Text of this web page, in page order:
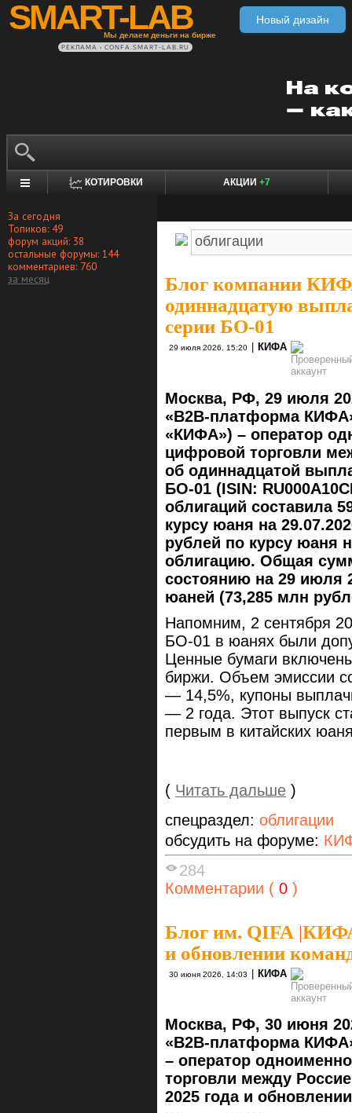
SMART-LAB
Мы делаем деньги на бирже
Новый дизайн
РЕКЛАМА • CONFA.SMART-LAB.RU
КОТИРОВКИ АКЦИИ +7
За сегодня
Топиков: 49
форум акций: 38
остальные форумы: 144
комментариев: 760
за месяц
Блог компании
одиннадцатую
серии БО-01
29 июля 2026, 15:20 КИФА
Москва, РФ, 29 июля
«B2B-платформа
«КИФА») – оператор
цифровой торговли
об одиннадцатой
БО-01 (ISIN:
облигаций составила
курсу юаня на
рублей по курсу юаня
облигацию. Общая
состоянию на 29 июля
юаней (73,285 млн
Напомним, 2 сентября
БО-01 в юанях были
Ценные бумаги
биржи. Объем эмиссии
— 14,5%, купоны
— 2 года. Этот выпуск
первым в китайских
( Читать дальше )
спецраздел: облигации
обсудить на форуме:
284
Комментарии ( 0 )
Блог им. QIFA |КИФА
и обновлении
30 июня 2026, 14:03 КИФА
Москва, РФ, 30 июня
«B2B-платформа
– оператор
торговли между
2025 года и